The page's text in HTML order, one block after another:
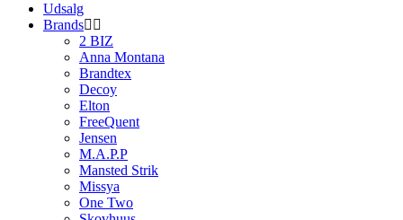
Udsalg
Brands
2 BIZ
Anna Montana
Brandtex
Decoy
Elton
FreeQuent
Jensen
M.A.P.P
Mansted Strik
Missya
One Two